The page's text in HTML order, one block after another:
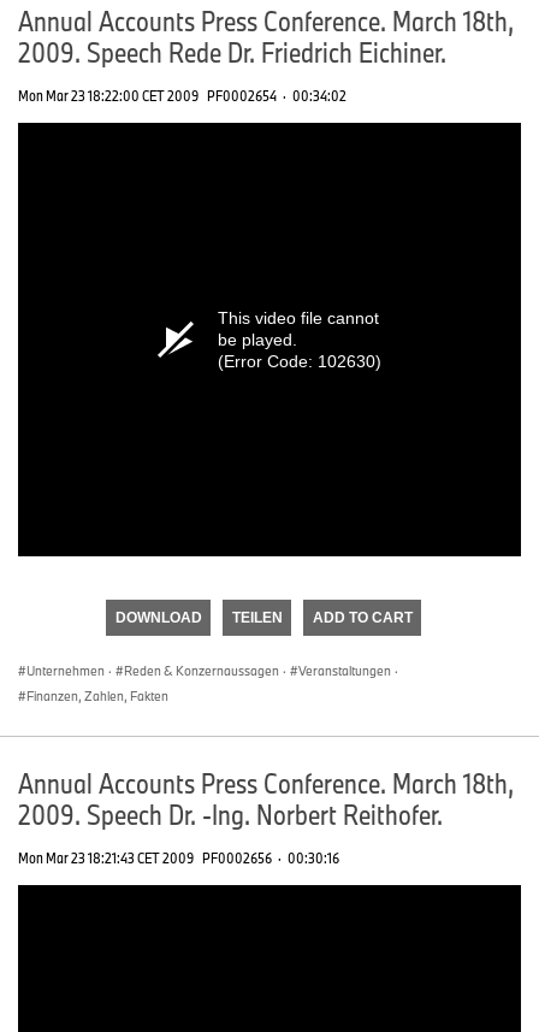
Annual Accounts Press Conference. March 18th,
2009. Speech Rede Dr. Friedrich Eichiner.
Mon Mar 23 18:22:00 CET 2009 PF0002654 · 00:34:02
This video file cannot
be played.
(Error Code: 102630)
DOWNLOAD TEILEN ADD TO CART
Unternehmen · Reden & Konzernaussagen · Veranstaltungen ·
Finanzen, Zahlen, Fakten
Annual Accounts Press Conference. March 18th,
2009. Speech Dr. -Ing. Norbert Reithofer.
Mon Mar 23 18:21:43 CET 2009 PF0002656 · 00:30:16